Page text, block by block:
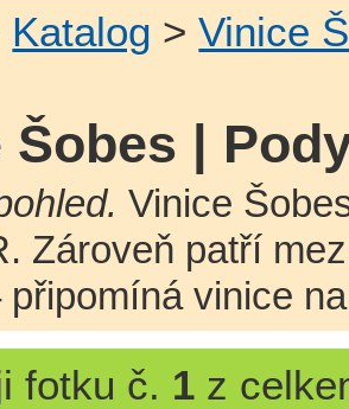
Katalog >Vinice
Šobes |
Vinice
Zároveň patří
připomíná vinice
fotku č. 1z